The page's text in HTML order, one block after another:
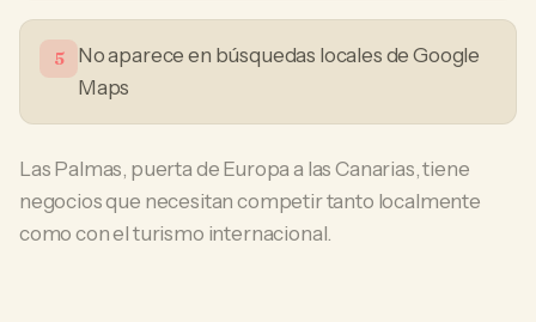
5
No aparece en búsquedas locales de Google
Maps
Las Palmas, puerta de Europa a las Canarias, tiene
negocios que necesitan competir tanto localmente
como con el turismo internacional.